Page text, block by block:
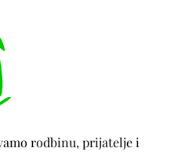
rodbinu, prijatelje i